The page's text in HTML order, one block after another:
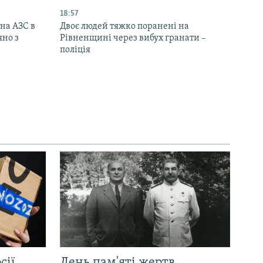
на АЗС в
з
18:57
Двоє людей тяжко поранені на
Рівненщині через вибух гранати –
поліція